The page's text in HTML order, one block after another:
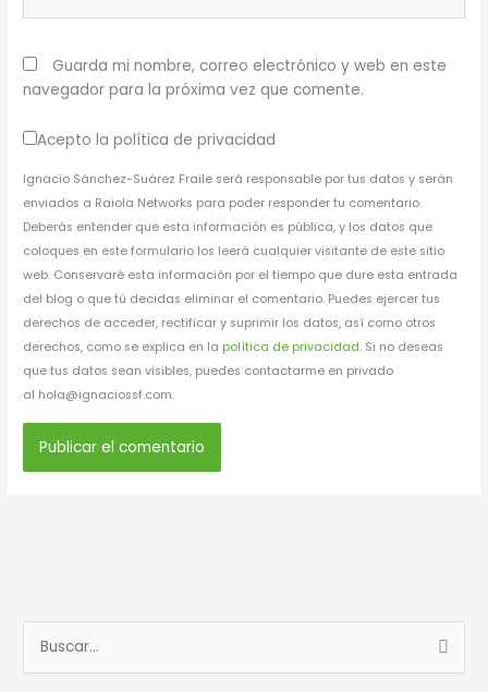
Guarda mi nombre, correo electrónico y web en este
navegador para la próxima vez que comente.
Acepto la política de privacidad
Ignacio Sánchez-Suárez Fraile será responsable por tus datos y serán
enviados a Raiola Networks para poder responder tu comentario.
Deberás entender que esta información es pública, y los datos que
coloques en este formulario los leerá cualquier visitante de este sitio
web. Conservaré esta información por el tiempo que dure esta entrada
del blog o que tú decidas eliminar el comentario. Puedes ejercer tus
derechos de acceder, rectificar y suprimir los datos, así como otros
derechos, como se explica en la política de privacidad. Si no deseas
que tus datos sean visibles, puedes contactarme en privado
al hola@ignaciossf.com.
u